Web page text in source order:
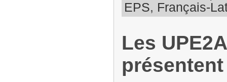
EPS, Français-
Les